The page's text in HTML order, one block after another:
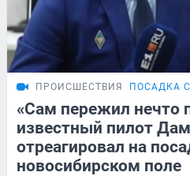
ПРОИСШЕСТВИЯ ПОСАДКА
«Сам пережил нечто
известный пилот
отреагировал на
новосибирском поле